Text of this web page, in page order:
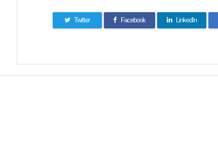
Twitter Facebook LinkedIn